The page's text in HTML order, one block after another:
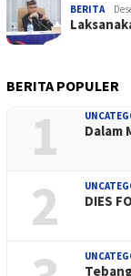
BERITA
BERITA POPULER
1 Dalam
2 DIES